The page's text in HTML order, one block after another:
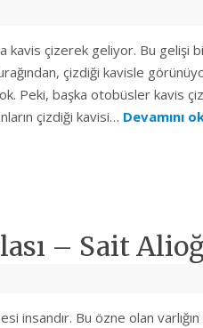
kavis çizerek geliyor. Bu gelişi
çizdiği kavisle
Peki, başka otobüsler kavis
çizdiği kavisi… Devamını
– Sait
insandır. Bu özne olan